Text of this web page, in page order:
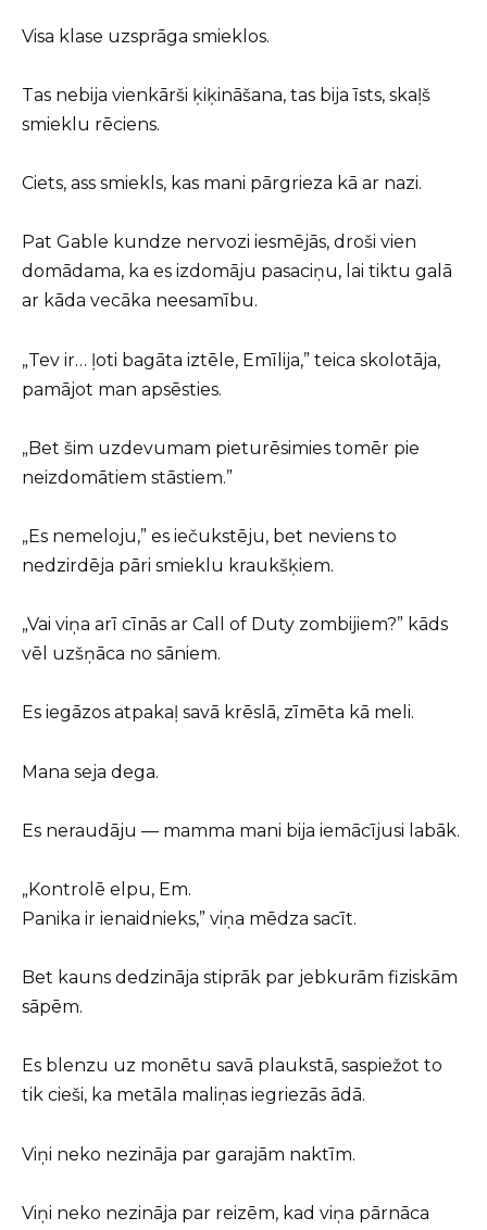
Visa klase uzsprāga smieklos.
Tas nebija vienkārši ķiķināšana, tas bija īsts, skaļš
smieklu rēciens.
Ciets, ass smiekls, kas mani pārgrieza kā ar nazi.
Pat Gable kundze nervozi iesmējās, droši vien
domādama, ka es izdomāju pasaciņu, lai tiktu galā
ar kāda vecāka neesamību.
„Tev ir… ļoti bagāta iztēle, Emīlija,” teica skolotāja,
pamājot man apsēsties.
„Bet šim uzdevumam pieturēsimies tomēr pie
neizdomātiem stāstiem.”
„Es nemeloju,” es iečukstēju, bet neviens to
nedzirdēja pāri smieklu kraukšķiem.
„Vai viņa arī cīnās ar Call of Duty zombijiem?” kāds
vēl uzšņāca no sāniem.
Es iegāzos atpakaļ savā krēslā, zīmēta kā meli.
Mana seja dega.
Es neraudāju — mamma mani bija iemācījusi labāk.
„Kontrolē elpu, Em.
Panika ir ienaidnieks,” viņa mēdza sacīt.
Bet kauns dedzināja stiprāk par jebkurām fiziskām
sāpēm.
Es blenzu uz monētu savā plaukstā, saspiežot to
tik cieši, ka metāla maliņas iegriezās ādā.
Viņi neko nezināja par garajām naktīm.
Viņi neko nezināja par reizēm, kad viņa pārnāca